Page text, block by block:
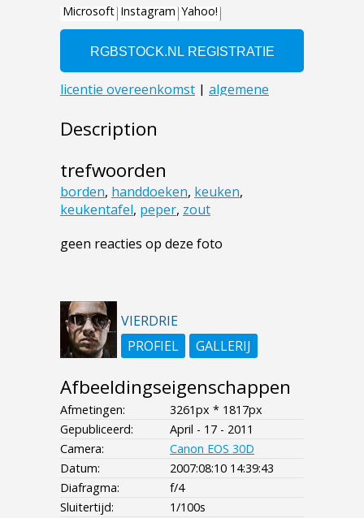
Description
trefwoorden
borden, handdoeken, keuken,
keukentafel, peper, zout
geen reacties op deze foto
VIERDRIE
PROFIEL
GALLERIJ
Afbeeldingseigenschappen
Afmetingen:
3261px * 1817px
Gepubliceerd:
April - 17 - 2011
Camera:
Canon EOS 30D
Datum:
2007:08:10 14:39:43
Diafragma:
f/4
Sluitertijd:
1/100s